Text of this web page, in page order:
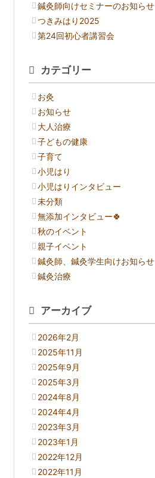
鍼灸師向けセミナーのお知らせ
つきみはり2025
第24回初心者講習会
カテゴリー
お灸
お知らせ
大人治療
子どもの健康
子育て
小児はり
小児はりインタビュー
未分類
無添加インタビュー🍀
秋のイベント
親子イベント
鍼灸師、鍼灸学生向けお知らせ
鍼灸治療
アーカイブ
2026年2月
2025年11月
2025年9月
2025年3月
2024年8月
2024年4月
2023年3月
2023年1月
2022年12月
2022年11月